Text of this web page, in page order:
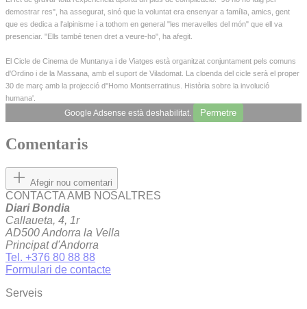
demostrar res", ha assegurat, sinó que la voluntat era ensenyar a família, amics, gent
que es dedica a l'alpinisme i a tothom en general "les meravelles del món" que ell va
presenciar. "Ells també tenen dret a veure-ho", ha afegit.
El Cicle de Cinema de Muntanya i de Viatges està organitzat conjuntament pels comuns
d'Ordino i de la Massana, amb el suport de Viladomat. La cloenda del cicle serà el proper
30 de març amb la projecció d''Homo Montserratinus. Història sobre la involució
humana'.
Google Adsense està deshabilitat. Permetre
Comentaris
Afegir nou comentari
CONTACTA AMB NOSALTRES
Diari Bondia
Callaueta, 4, 1r
AD500 Andorra la Vella
Principat d'Andorra
Tel. +376 80 88 88
Formulari de contacte
Serveis